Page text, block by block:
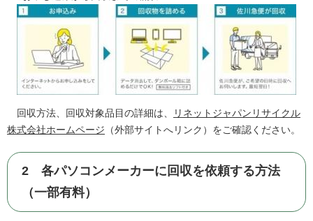
回収方法、回収対象品目の詳細は、
リネットジャパンリサイクル
株式会社ホームページ （外部サイトへリンク）をご確認ください。
2 各パソコンメーカーに回収を依頼する方法
（一部有料）